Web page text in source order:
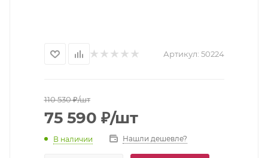
Артикул: 50224
110 530₽/шт
75 590 ₽/шт
В наличии Нашли дешевле?